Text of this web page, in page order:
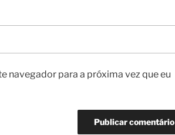
navegador para a próxima vez que eu